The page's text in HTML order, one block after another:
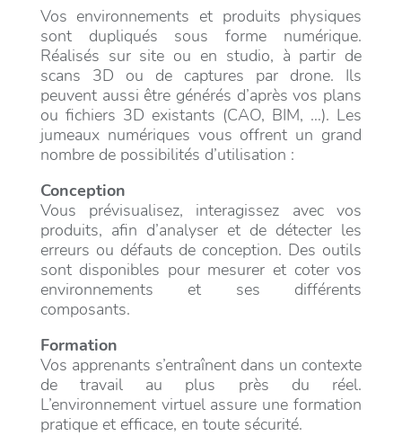
Vos environnements et produits physiques
sont dupliqués sous forme numérique.
Réalisés sur site ou en studio, à partir de
scans 3D ou de captures par drone. Ils
peuvent aussi être générés d’après vos plans
ou fichiers 3D existants (CAO, BIM, …). Les
jumeaux numériques vous offrent un grand
nombre de possibilités d’utilisation :
Conception
Vous prévisualisez, interagissez avec vos
produits, afin d’analyser et de détecter les
erreurs ou défauts de conception. Des outils
sont disponibles pour mesurer et coter vos
environnements et ses différents
composants.
Formation
Vos apprenants s’entraînent dans un contexte
de travail au plus près du réel.
L’environnement virtuel assure une formation
pratique et efficace, en toute sécurité.